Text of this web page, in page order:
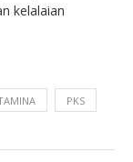
kelalaian
PKS